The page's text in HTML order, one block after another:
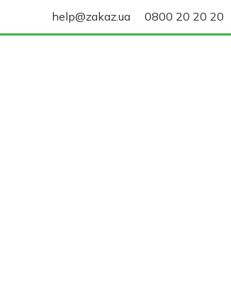
help@zakaz.ua 0800 20 20 20